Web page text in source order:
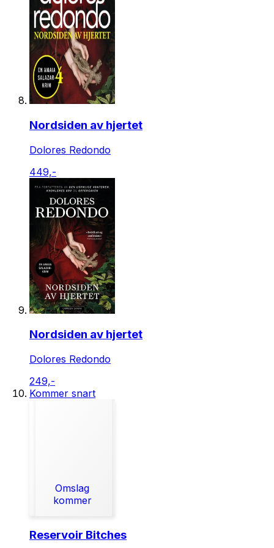
Nordsiden av hjertet
Dolores Redondo
449,-
Nordsiden av hjertet
Dolores Redondo
249,-
Kommer snart
Omslag
kommer
Reservoir Bitches